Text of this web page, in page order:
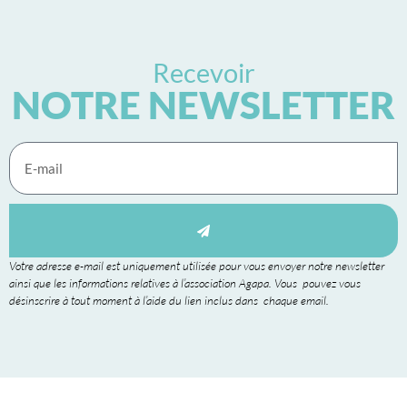
Recevoir
NOTRE NEWSLETTER
Votre adresse e-mail est uniquement utilisée pour vous envoyer notre newsletter
ainsi que les informations relatives à l’association Agapa. Vous pouvez vous
désinscrire à tout moment à l’aide du lien inclus dans chaque email.